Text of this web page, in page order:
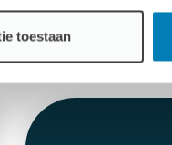
toestaan
8.016,00